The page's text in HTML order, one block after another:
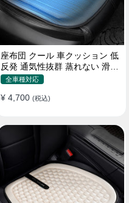
座布団 クール 車クッション 低
反発 通気性抜群 蒸れない 滑り
止め おすすめ
全車種対応
¥ 4,700 (税込)